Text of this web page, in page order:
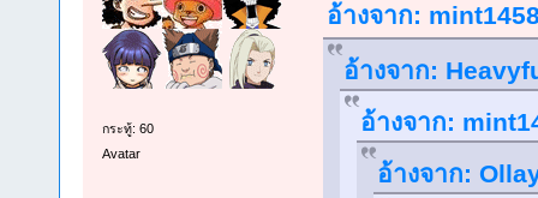
กระทู้: 60
Avatar
อ้างจาก:
อ้างจาก:
อ้างจาก:
อ้างจาก: